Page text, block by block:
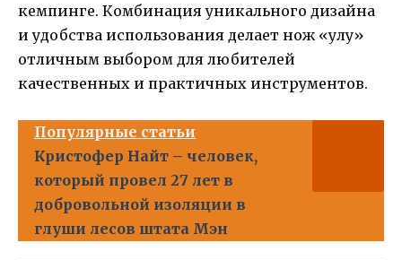
кемпинге. Комбинация уникального дизайна
и удобства использования делает нож «улу»
отличным выбором для любителей
качественных и практичных инструментов.
Популярные статьи
Кристофер Найт – человек,
который провел 27 лет в
добровольной изоляции в
глуши лесов штата Мэн